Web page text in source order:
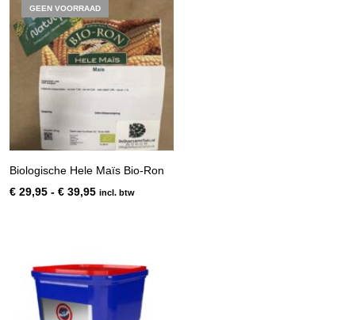
GEEN VOORRAAD
Biologische Hele Maïs Bio-Ron
€29,95 - €39,95Prijsklasse:
incl. btw